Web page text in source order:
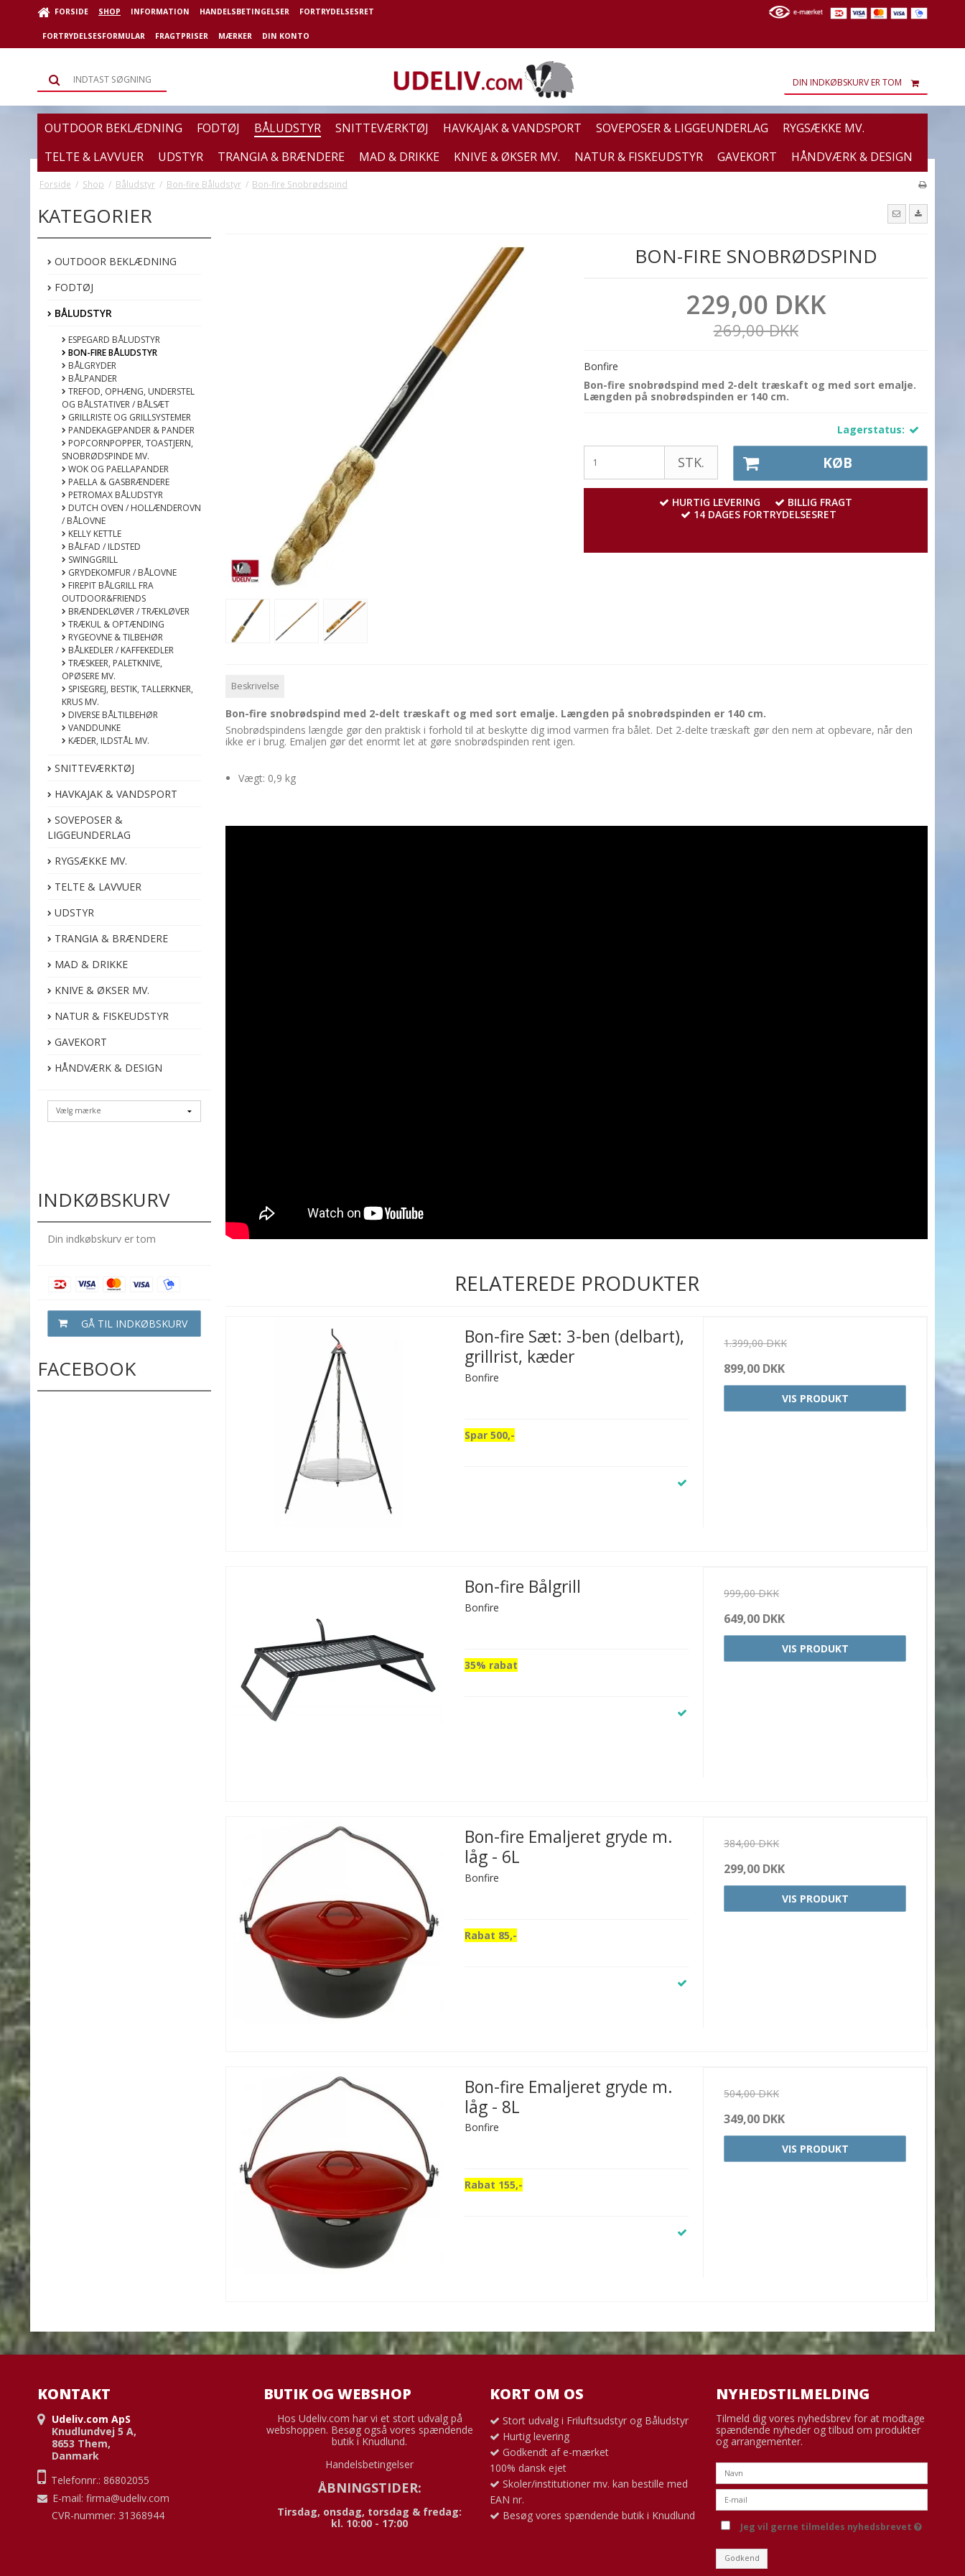
FORSIDE SHOP INFORMATION HANDELSBETINGELSER FORTRYDELSESRET
FORTRYDELSESFORMULAR FRAGTPRISER MÆRKER DIN KONTO
DIN INDKØBSKURV ER TOM
OUTDOOR BEKLÆDNING FODTØJ BÅLUDSTYR SNITTEVÆRKTØJ HAVKAJAK & VANDSPORT SOVEPOSER & LIGGEUNDERLAG
RYGSÆKKE MV.
TELTE & LAVVUER
UDSTYR TRANGIA & BRÆNDERE MAD & DRIKKE KNIVE & ØKSER MV. NATUR & FISKEUDSTYR GAVEKORT HÅNDVÆRK & DESIGN
Forside / Shop / Båludstyr / Bon-fire Båludstyr / Bon-fire Snobrødspind
KATEGORIER
OUTDOOR BEKLÆDNING
FODTØJ
BÅLUDSTYR
ESPEGARD BÅLUDSTYR
BON-FIRE BÅLUDSTYR
BÅLGRYDER
BÅLPANDER
TREFOD, OPHÆNG, UNDERSTEL
OG BÅLSTATIVER / BÅLSÆT
GRILLRISTE OG GRILLSYSTEMER
PANDEKAGEPANDER & PANDER
POPCORNPOPPER, TOASTJERN,
SNOBRØDSPINDE MV.
WOK OG PAELLAPANDER
PAELLA & GASBRÆNDERE
PETROMAX BÅLUDSTYR
DUTCH OVEN / HOLLÆNDEROVN
/ BÅLOVNE
KELLY KETTLE
BÅLFAD / ILDSTED
SWINGGRILL
GRYDEKOMFUR / BÅLOVNE
FIREPIT BÅLGRILL FRA
OUTDOOR&FRIENDS
BRÆNDEKLØVER / TRÆKLØVER
TRÆKUL & OPTÆNDING
RYGEOVNE & TILBEHØR
BÅLKEDLER / KAFFEKEDLER
TRÆSKEER, PALETKNIVE,
OPØSERE MV.
SPISEGREJ, BESTIK, TALLERKNER,
KRUS MV.
DIVERSE BÅLTILBEHØR
VANDDUNKE
KÆDER, ILDSTÅL MV.
SNITTEVÆRKTØJ
HAVKAJAK & VANDSPORT
SOVEPOSER &
LIGGEUNDERLAG
RYGSÆKKE MV.
TELTE & LAVVUER
UDSTYR
TRANGIA & BRÆNDERE
MAD & DRIKKE
KNIVE & ØKSER MV.
NATUR & FISKEUDSTYR
GAVEKORT
HÅNDVÆRK & DESIGN
INDKØBSKURV
Din indkøbskurv er tom
GÅ TIL INDKØBSKURV
FACEBOOK
BON-FIRE SNOBRØDSPIND
229,00 DKK
269,00 DKK
Bonfire
Bon-fire snobrødspind med 2-delt træskaft og med sort emalje.
Længden på snobrødspinden er 140 cm.
Lagerstatus:
STK. KØB
HURTIG LEVERING
BILLIG FRAGT
14 DAGES FORTRYDELSESRET
Beskrivelse
Bon-fire snobrødspind med 2-delt træskaft og med sort emalje. Længden på snobrødspinden er 140 cm.
Snobrødspindens længde gør den praktisk i forhold til at beskytte dig imod varmen fra bålet. Det 2-delte træskaft gør den nem at opbevare, når den
ikke er i brug. Emaljen gør det enormt let at gøre snobrødspinden rent igen.
Vægt: 0,9 kg
RELATEREDE PRODUKTER
Bon-fire Sæt: 3-ben (delbart),
grillrist, kæder
Bonfire
Spar 500,-
1.399,00 DKK
899,00 DKK
VIS PRODUKT
Bon-fire Bålgrill
Bonfire
35% rabat
999,00 DKK
649,00 DKK
VIS PRODUKT
Bon-fire Emaljeret gryde m.
låg - 6L
Bonfire
Rabat 85,-
384,00 DKK
299,00 DKK
VIS PRODUKT
Bon-fire Emaljeret gryde m.
låg - 8L
Bonfire
Rabat 155,-
504,00 DKK
349,00 DKK
VIS PRODUKT
KONTAKT
Udeliv.com ApS
Knudlundvej 5 A,
8653 Them,
Danmark
Telefonnr.: 86802055
E-mail: firma@udeliv.com
CVR-nummer: 31368944
BUTIK OG WEBSHOP
Hos Udeliv.com har vi et stort udvalg på
webshoppen. Besøg også vores spændende
butik i Knudlund.
Handelsbetingelser
ÅBNINGSTIDER:
Tirsdag, onsdag, torsdag & fredag:
kl. 10:00 - 17:00
KORT OM OS
Stort udvalg i Friluftsudstyr og Båludstyr
Hurtig levering
Godkendt af e-mærket
100% dansk ejet
Skoler/institutioner mv. kan bestille med
EAN nr.
Besøg vores spændende butik i Knudlund
NYHEDSTILMELDING
Tilmeld dig vores nyhedsbrev for at modtage
spændende nyheder og tilbud om produkter
og arrangementer.
Jeg vil gerne tilmeldes nyhedsbrevet
Godkend